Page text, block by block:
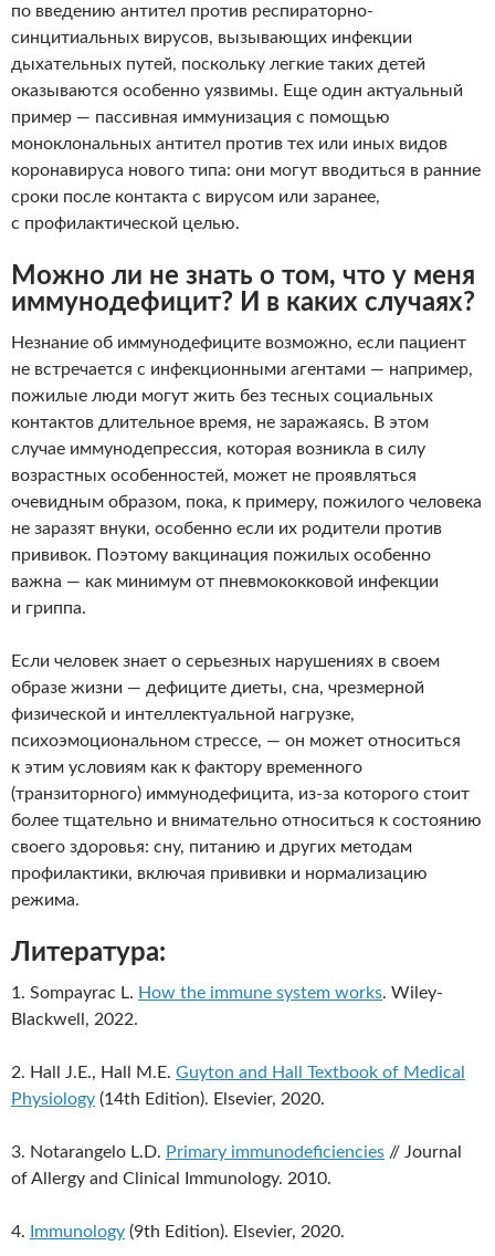
по введению антител против респираторно-
синцитиальных вирусов, вызывающих инфекции
дыхательных путей, поскольку легкие таких детей
оказываются особенно уязвимы. Еще один актуальный
пример — пассивная иммунизация с помощью
моноклональных антител против тех или иных видов
коронавируса нового типа: они могут вводиться в ранние
сроки после контакта с вирусом или заранее,
с профилактической целью.
Можно ли не знать о том, что у меня
иммунодефицит? И в каких случаях?
Незнание об иммунодефиците возможно, если пациент
не встречается с инфекционными агентами — например,
пожилые люди могут жить без тесных социальных
контактов длительное время, не заражаясь. В этом
случае иммунодепрессия, которая возникла в силу
возрастных особенностей, может не проявляться
очевидным образом, пока, к примеру, пожилого человека
не заразят внуки, особенно если их родители против
прививок. Поэтому вакцинация пожилых особенно
важна — как минимум от пневмококковой инфекции
и гриппа.
Если человек знает о серьезных нарушениях в своем
образе жизни — дефиците диеты, сна, чрезмерной
физической и интеллектуальной нагрузке,
психоэмоциональном стрессе, — он может относиться
к этим условиям как к фактору временного
(транзиторного) иммунодефицита, из-за которого стоит
более тщательно и внимательно относиться к состоянию
своего здоровья: сну, питанию и других методам
профилактики, включая прививки и нормализацию
режима.
Литература:
1. Sompayrac L. How the immune system works. Wiley-
Blackwell, 2022.
2. Hall J.E., Hall M.E. Guyton and Hall Textbook of Medical
Physiology (14th Edition). Elsevier, 2020.
3. Notarangelo L.D. Primary immunodeficiencies // Journal
of Allergy and Clinical Immunology. 2010.
4. Immunology (9th Edition). Elsevier, 2020.